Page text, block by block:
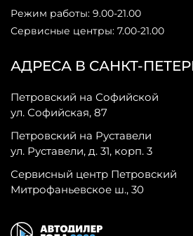
АДРЕСА В САНКТ-
Петровский на Софийской
ул. Софийская, 87
Петровский на Руставели
ул. Руставели, д. 31, корп. 3
Сервисный центр Петровский
Митрофаньевское ш., 30
Режим работы: 9.00-21.00
Сервисные центры: 7.00-21.00